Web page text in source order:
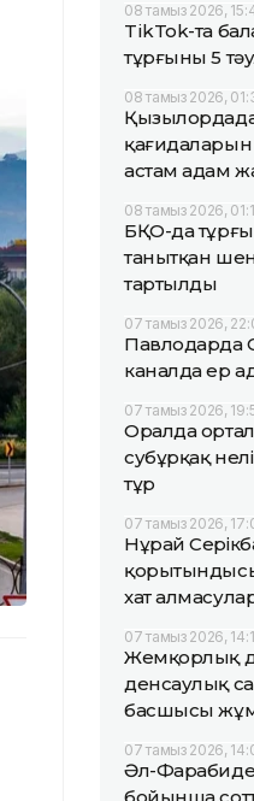
08 тамыз 2026,
TikTok-та
тұрғыны 5
08 тамыз 2026,
астам адам
08 тамыз 2026,
БҚО-да
танытқан
тартылды
07 тамыз 2026,
Павлодарда
каналда ер
07 тамыз 2026,
Оралда
субұрқақ
тұр
07 тамыз 2026,
Нұрай
хат алмасулар
07 тамыз 2026,
Жемқорлық
денсаулық
басшысы
07 тамыз 2026,
Әл-